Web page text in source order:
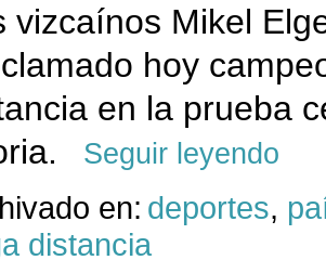
vizcaínos Mikel
hoy
en la prueba
Seguir leyendo
en: deportes,
distancia